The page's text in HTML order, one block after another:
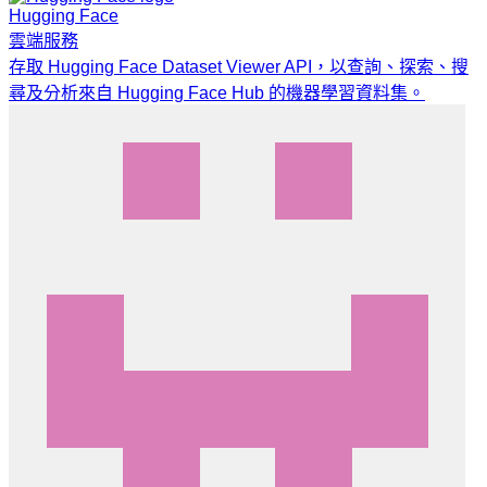
Hugging Face
雲端服務
存取 Hugging Face Dataset Viewer API，以查詢、探索、搜
尋及分析來自 Hugging Face Hub 的機器學習資料集。